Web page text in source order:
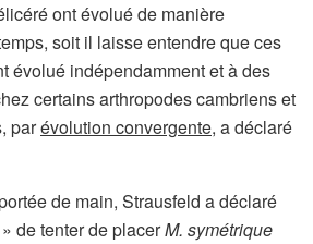
ont évolué de manière
soit il laisse entendre que ces
évolué indépendamment et à des
certains arthropodes cambriens et
parévolution convergente, a déclaré
de main, Strausfeld a déclaré
de tenter de placerM. symétrique